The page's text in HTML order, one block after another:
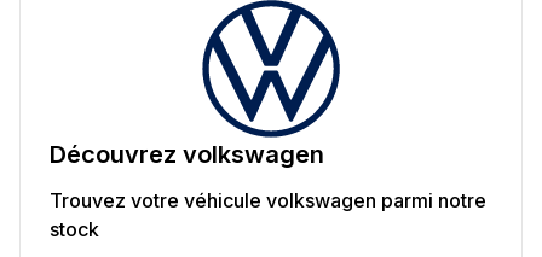
Découvrez volkswagen
Trouvez votre véhicule volkswagen parmi notre
stock